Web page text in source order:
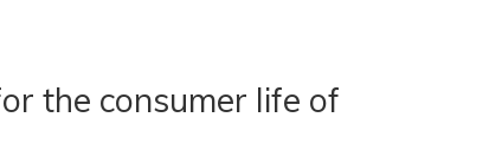
the consumer life of